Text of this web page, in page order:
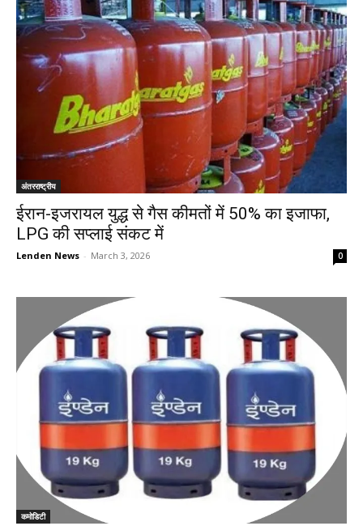
अंतरराष्ट्रीय
ईरान-इजरायल युद्ध से गैस कीमतों में 50% का इजाफा,
LPG की सप्लाई संकट में
Lenden News - March 3, 2026 0
कमोडिटी